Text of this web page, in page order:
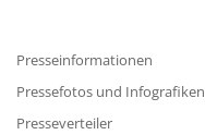
Presseinformationen
Pressefotos und Infografiken
Presseverteiler